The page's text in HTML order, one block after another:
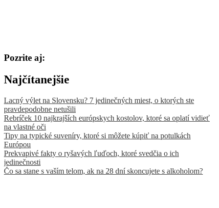
Pozrite aj:
Najčítanejšie
Lacný výlet na Slovensku? 7 jedinečných miest, o ktorých ste
pravdepodobne netušili
Rebríček 10 najkrajších európskych kostolov, ktoré sa oplatí vidieť
na vlastné oči
Tipy na typické suveníry, ktoré si môžete kúpiť na potulkách
Európou
Prekvapivé fakty o ryšavých ľuďoch, ktoré svedčia o ich
jedinečnosti
Čo sa stane s vaším telom, ak na 28 dní skoncujete s alkoholom?